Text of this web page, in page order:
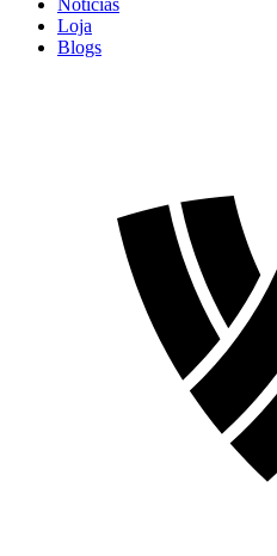
Notícias
Loja
Blogs